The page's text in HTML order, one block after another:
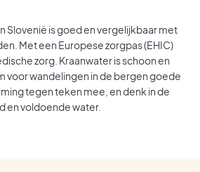
Slovenië is goed en vergelijkbaar met
Met een Europese zorgpas (EHIC)
zorg. Kraanwater is schoon en
voor wandelingen in de bergen goede
tegen teken mee, en denk in de
en voldoende water.